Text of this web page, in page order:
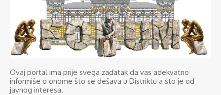
Ovaj portal ima prije svega zadatak da vas adekvatno
informiše o onome što se dešava u Distriktu a što je od
javnog interesa.